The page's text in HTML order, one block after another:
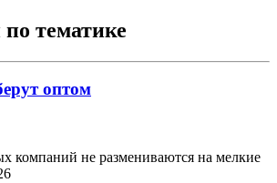
тематике
оптом
компаний не размениваются на мелкие